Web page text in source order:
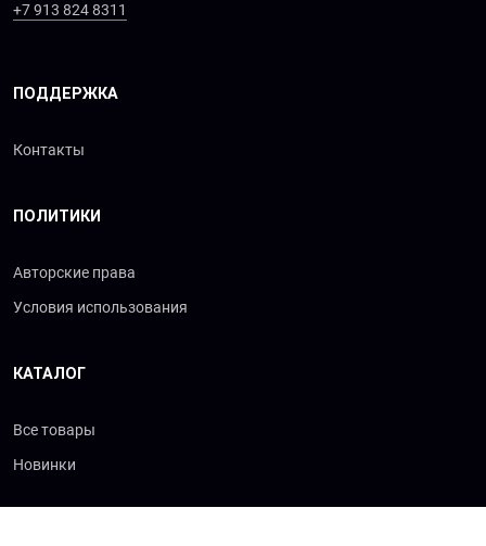
+7 913 824 8311
ПОДДЕРЖКА
Контакты
ПОЛИТИКИ
Авторские права
Условия использования
КАТАЛОГ
Все товары
Новинки